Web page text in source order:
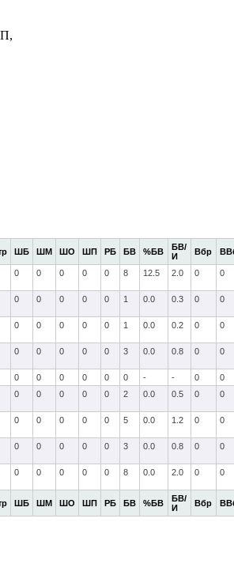
ШБ ШМ ШО ШП РБ БВ %БВ
БВ/
И
Вбр
ШБ ШМ ШО ШП РБ БВ %БВ
БВ/
И
Вбр
0 0 0 0 0 8 12.5 2.0 0 0
0 0 0 0 0 1 0.0 0.3 0 0
0 0 0 0 0 1 0.0 0.2 0 0
0 0 0 0 0 3 0.0 0.8 0 0
0 0 0 0 0 0 - - 0 0
0 0 0 0 0 2 0.0 0.5 0 0
0 0 0 0 0 5 0.0 1.2 0 0
0 0 0 0 0 3 0.0 0.8 0 0
0 0 0 0 0 8 0.0 2.0 0 0